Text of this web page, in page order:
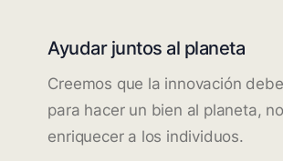
Ayudar juntos al planeta
Creemos que la innovación
para hacer un bien al planeta,
enriquecer a los individuos.